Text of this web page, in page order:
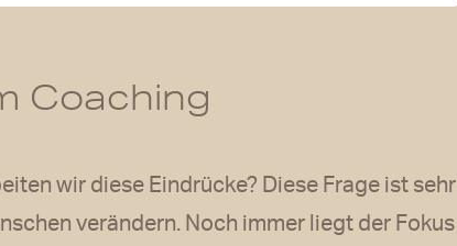
Coaching
wir diese Eindrücke? Diese Frage ist sehr
verändern. Noch immer liegt der Fokus